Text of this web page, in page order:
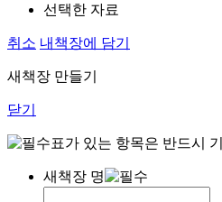
선택한 자료
취소 내책장에 담기
새책장 만들기
닫기
표가 있는 항목은 반드시
새책장 명